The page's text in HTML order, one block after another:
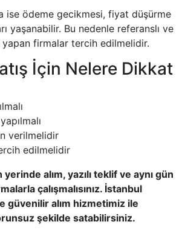
ise ödeme gecikmesi, fiyat düşürme
yaşanabilir. Bu nedenle referanslı ve
yapan firmalar tercih edilmelidir.
İçin Nelere Dikkat
verilmelidir
edilmelidir
alım, yazılı teklif ve aynı gün
çalışmalısınız. İstanbul
güvenilir alım hizmetimiz ile
şekilde satabilirsiniz.